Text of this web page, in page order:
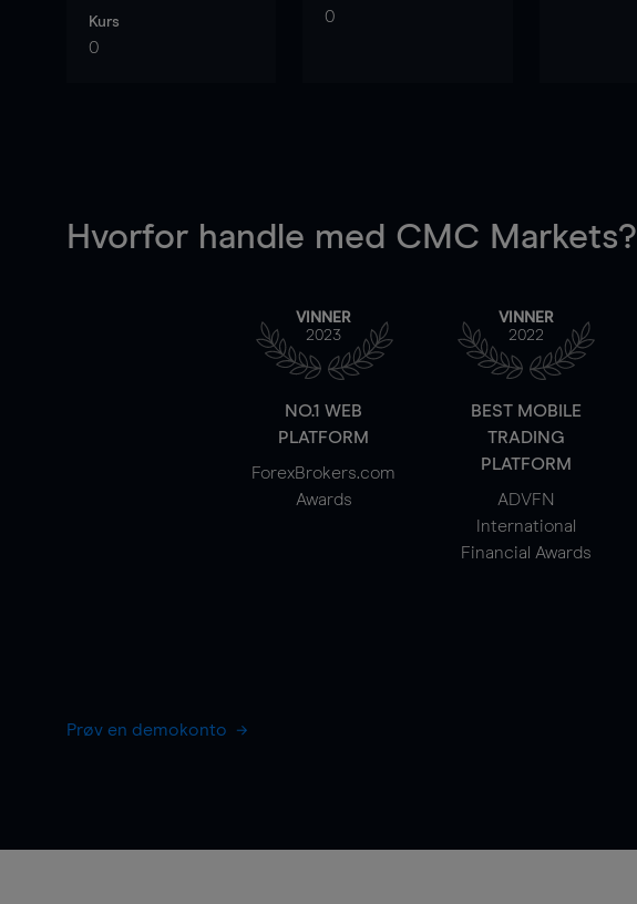
Kurs
0
0
Hvorfor handle med CMC Markets?
VINNER
2023
NO.1 WEB
PLATFORM
ForexBrokers.com
Awards
VINNER
2022
BEST MOBILE
TRADING
PLATFORM
ADVFN
International
Financial Awards
Prøv en demokonto